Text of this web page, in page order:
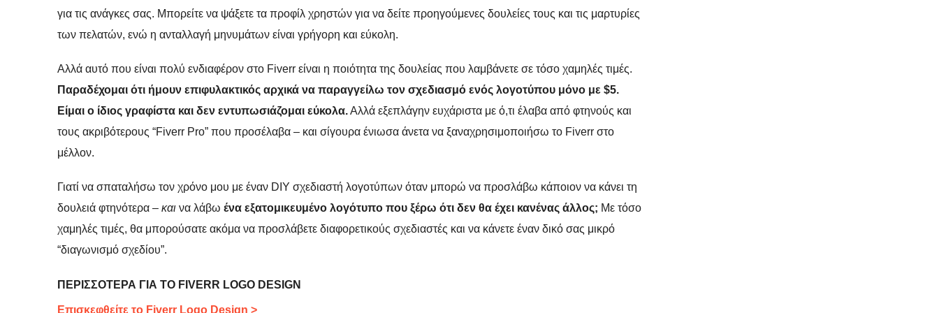
για τις ανάγκες σας. Μπορείτε να ψάξετε τα προφίλ χρηστών για να δείτε προηγούμενες δουλείες τους και τις μαρτυρίες
των πελατών, ενώ η ανταλλαγή μηνυμάτων είναι γρήγορη και εύκολη.
Αλλά αυτό που είναι πολύ ενδιαφέρον στο Fiverr είναι η ποιότητα της δουλείας που λαμβάνετε σε τόσο χαμηλές τιμές.
Παραδέχομαι ότι ήμουν επιφυλακτικός αρχικά να παραγγείλω τον σχεδιασμό ενός λογοτύπου μόνο με $5.
Είμαι ο ίδιος γραφίστα και δεν εντυπωσιάζομαι εύκολα.Αλλά εξεπλάγην ευχάριστα με ό,τι έλαβα από φτηνούς και
τους ακριβότερους “Fiverr Pro” που προσέλαβα – και σίγουρα ένιωσα άνετα να ξαναχρησιμοποιήσω το Fiverr στο
μέλλον.
Γιατί να σπαταλήσω τον χρόνο μου με έναν DIY σχεδιαστή λογοτύπων όταν μπορώ να προσλάβω κάποιον να κάνει τη
δουλειά φτηνότερα – και να λάβω ένα εξατομικευμένο λογότυπο που ξέρω ότι δεν θα έχει κανένας άλλος; Με τόσο
χαμηλές τιμές, θα μπορούσατε ακόμα να προσλάβετε διαφορετικούς σχεδιαστές και να κάνετε έναν δικό σας μικρό
“διαγωνισμό σχεδίου”.
ΠΕΡΙΣΣΌΤΕΡΑ ΓΙΑ ΤΟ FIVERR LOGO DESIGN
Επισκεφθείτε το Fiverr Logo Design >